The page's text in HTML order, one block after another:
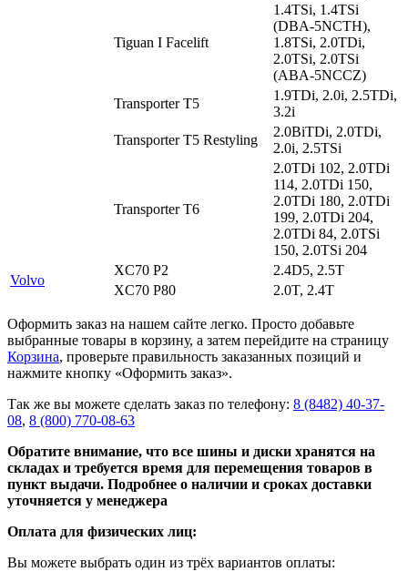
Tiguan I Facelift
1.4TSi, 1.4TSi
(DBA-5NCTH),
1.8TSi, 2.0TDi,
2.0TSi, 2.0TSi
(ABA-5NCCZ)
Transporter T5
1.9TDi, 2.0i, 2.5TDi,
3.2i
Transporter T5 Restyling
2.0BiTDi, 2.0TDi,
2.0i, 2.5TSi
Transporter T6
2.0TDi 102, 2.0TDi
114, 2.0TDi 150,
2.0TDi 180, 2.0TDi
199, 2.0TDi 204,
2.0TDi 84, 2.0TSi
150, 2.0TSi 204
Volvo
XC70 P2
2.4D5, 2.5T
XC70 P80
2.0T, 2.4T
Оформить заказ на нашем сайте легко. Просто добавьте
выбранные товары в корзину, а затем перейдите на страницу
Корзина, проверьте правильность заказанных позиций и
нажмите кнопку «Оформить заказ».
Так же вы можете сделать заказ по телефону: 8 (8482) 40-37-
08, 8 (800) 770-08-63
Обратите внимание, что все шины и диски хранятся на
складах и требуется время для перемещения товаров в
пункт выдачи. Подробнее о наличии и сроках доставки
уточняется у менеджера
Оплата для физических лиц:
Вы можете выбрать один из трёх вариантов оплаты: